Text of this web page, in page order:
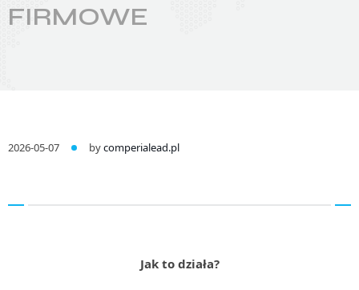
FIRMOWE
2026-05-07 bycomperialead.pl
Jak to działa?